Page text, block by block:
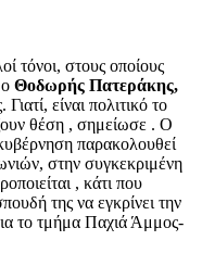
τόνοι, στους οποίους
Θοδωρής Πατεράκης,
είναι πολιτικό το
θέση , σημείωσε . Ο
παρακολουθεί
στην συγκεκριμένη
, κάτι που
της να εγκρίνει την
το τμήμα Παχιά Άμμος-